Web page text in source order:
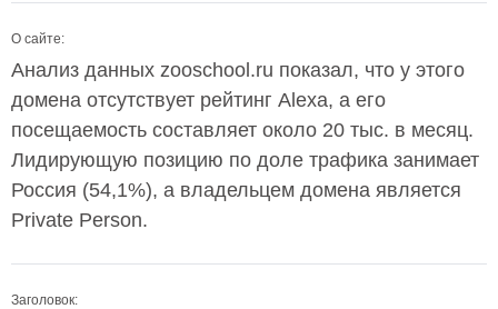
О сайте:
Анализ данных zooschool.ru показал, что у этого
домена отсутствует рейтинг Alexa, а его
посещаемость составляет около 20 тыс. в месяц.
Лидирующую позицию по доле трафика занимает
Россия (54,1%), а владельцем домена является
Private Person.
Заголовок: